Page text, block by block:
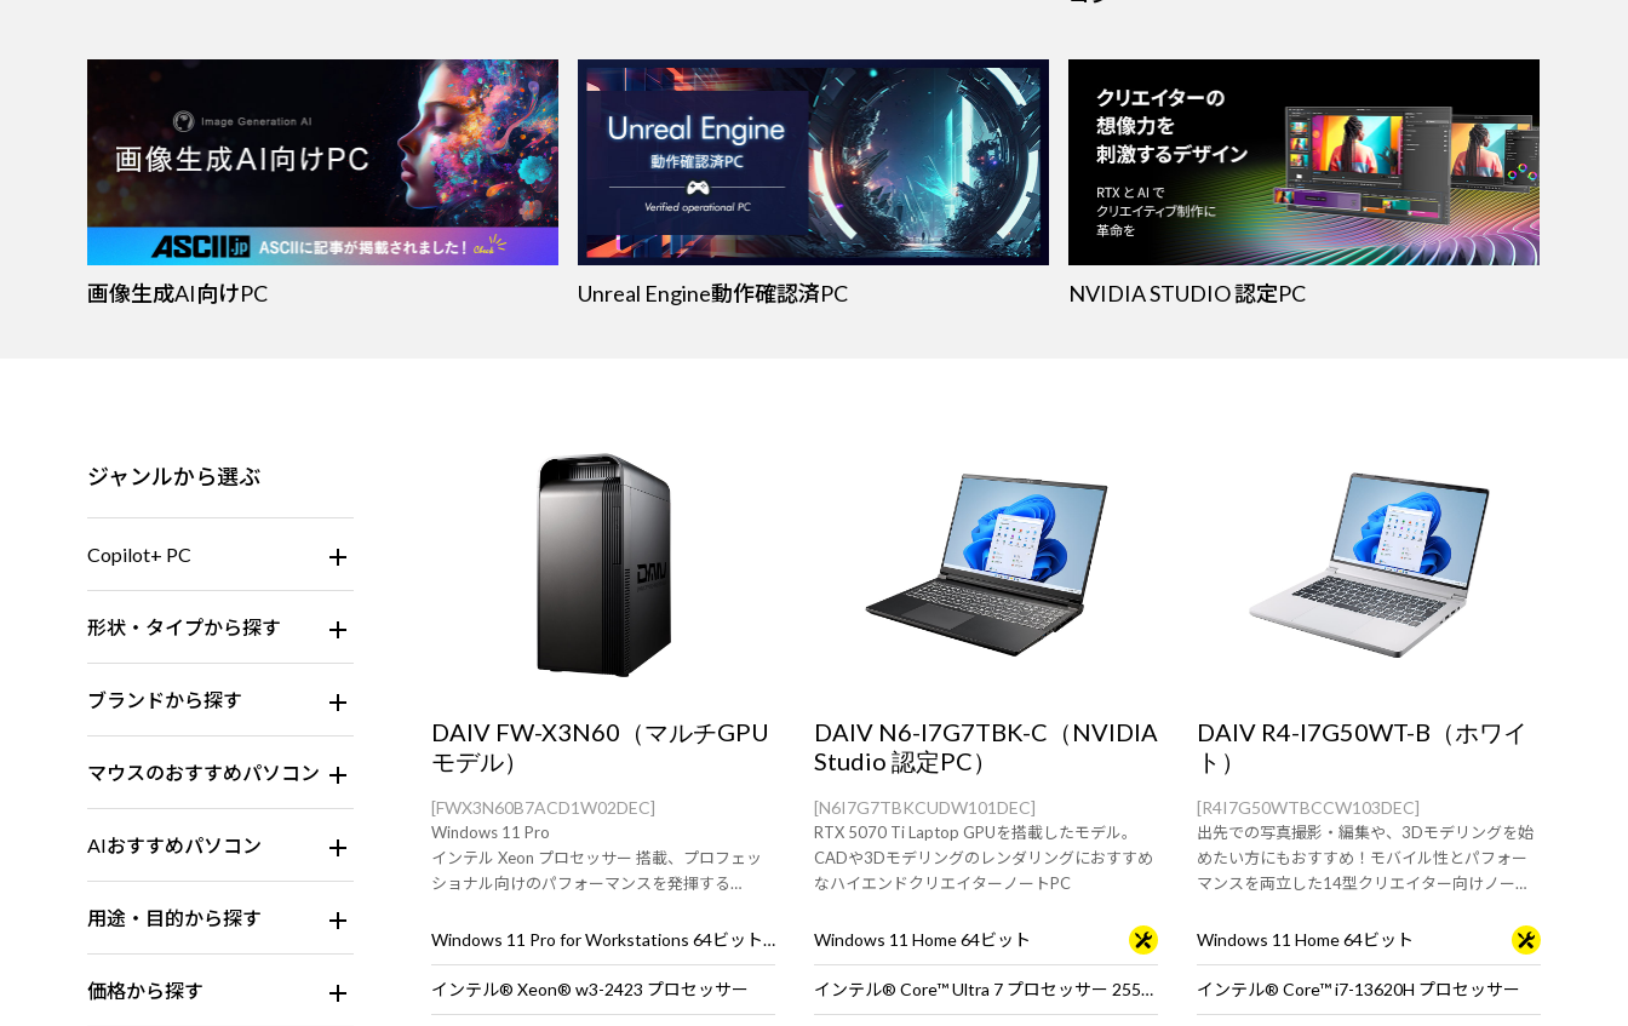
画像生成AI向けPC Unreal Engine動作確認済PC NVIDIA STUDIO 認定PC
ジャンルから選ぶ
Copilot+ PC
形状・タイプから探す
ブランドから探す
マウスのおすすめパソコン
AIおすすめパソコン
用途・目的から探す
価格から探す
DAIV FW-X3N60（マルチGPU
モデル）
[FWX3N60B7ACD1W02DEC]
Windows 11 Pro
インテル Xeon プロセッサー 搭載、プロフェッ
ショナル向けのパフォーマンスを発揮する
ワークステーション。
Windows 11 Pro for Workstations 64ビット (DSP)
インテル® Xeon® w3-2423 プロセッサー
DAIV N6-I7G7TBK-C（NVIDIA
Studio 認定PC）
[N6I7G7TBKCUDW101DEC]
RTX 5070 Ti Laptop GPUを搭載したモデル。
CADや3Dモデリングのレンダリングにおすすめ
なハイエンドクリエイターノートPC
Windows 11 Home 64ビット
インテル® Core™ Ultra 7 プロセッサー 255HX
DAIV R4-I7G50WT-B（ホワイ
ト）
[R4I7G50WTBCCW103DEC]
出先での写真撮影・編集や、3Dモデリングを始
めたい方にもおすすめ！モバイル性とパフォー
マンスを両立した14型クリエイター向けノート
Windows 11 Home 64ビット
インテル® Core™ i7-13620H プロセッサー